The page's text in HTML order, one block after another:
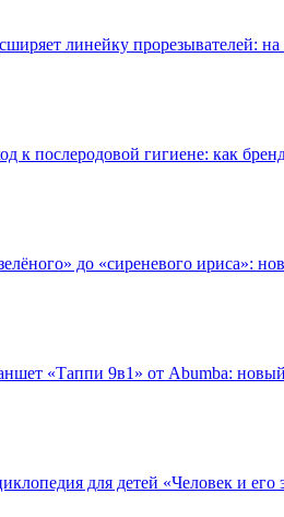
линейку прорезывателей:
к послеродовой гигиене: как
до «сиреневого ириса»:
«Таппи 9в1» от Abumba:
для детей «Человек и